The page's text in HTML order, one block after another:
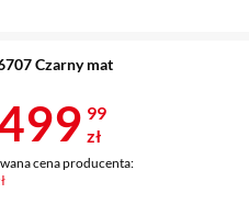
Czarny mat
1
99
zł
cena producenta: